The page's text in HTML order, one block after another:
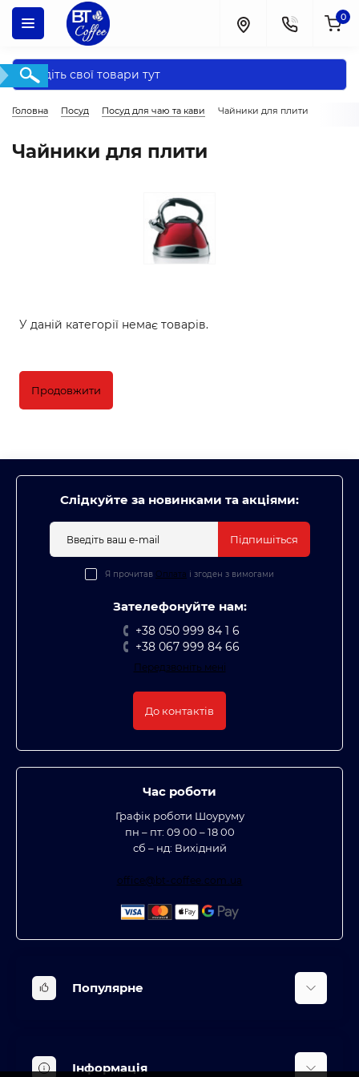
0
Головна Посуд Посуд для чаю та кави Чайники для плити
Чайники для плити
У даній категорії немає товарів.
Продовжити
Слідкуйте за новинками та акціями:
Підпишіться
Я прочитав Оплата і згоден з вимогами
Зателефонуйте нам:
+38 050 999 84 1 6
+38 067 999 84 66
Передзвоніть мені
До контактів
Час роботи
Графік роботи Шоуруму
пн – пт: 09 00 – 18 00
сб – нд: Вихідний
office@bt-coffee.com.ua
Популярне
Кліматична техніка
Інформація